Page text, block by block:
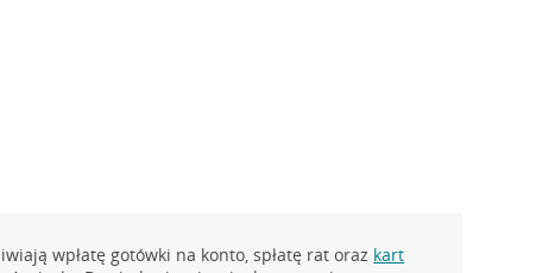
wpłatę gotówki na konto, spłatę rat oraz kart